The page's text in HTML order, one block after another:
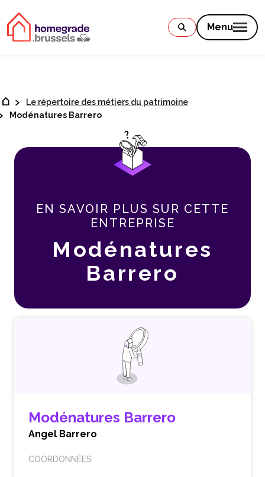
Menu
Le répertoire des métiers du patrimoine
Modénatures Barrero
EN SAVOIR PLUS SUR CETTE
ENTREPRISE
Modénatures
Barrero
Modénatures Barrero
Angel Barrero
COORDONNÉES